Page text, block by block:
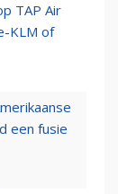
TAP Air
KLM of
een fusie